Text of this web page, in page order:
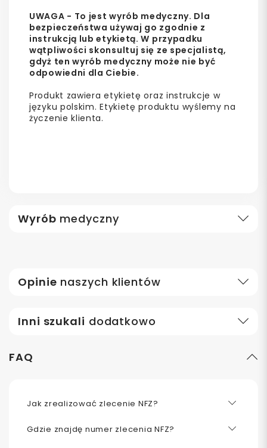
UWAGA - To jest wyrób medyczny. Dla
bezpieczeństwa używaj go zgodnie z
instrukcją lub etykietą. W przypadku
wątpliwości skonsultuj się ze specjalistą,
gdyż ten wyrób medyczny może nie być
odpowiedni dla Ciebie.
Produkt zawiera etykietę oraz instrukcje w
języku polskim. Etykietę produktu wyślemy na
życzenie klienta.
Wyrób medyczny
Opinie naszych klientów
Inni szukali dodatkowo
FAQ
Jak zrealizować zlecenie NFZ?
Gdzie znajdę numer zlecenia NFZ?